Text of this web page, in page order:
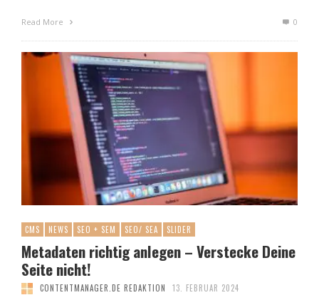
Read More 0
CMS NEWS SEO + SEM SEO/ SEA SLIDER
Metadaten richtig anlegen – Verstecke Deine
Seite nicht!
CONTENTMANAGER.DE REDAKTION 13. FEBRUAR 2024